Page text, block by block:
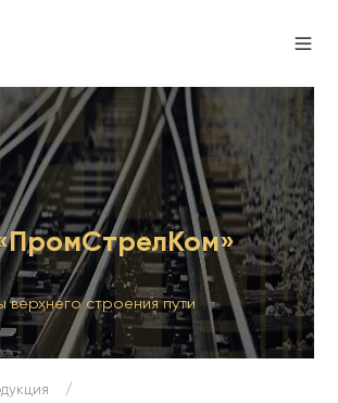
верхнего строения пути